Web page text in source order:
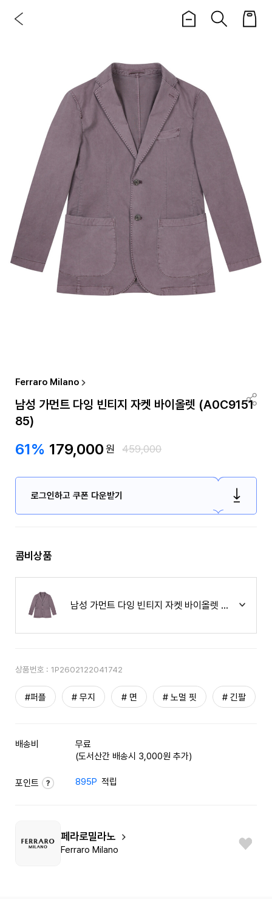
Ferraro Milano
남성 가먼트 다잉 빈티지 자켓 바이올렛 (A0C9151
85)
61% 179,000원 459,000
로그인하고 쿠폰 다운받기
콤비상품
남성 가먼트 다잉 빈티지 자켓 바이올렛
상품번호 : 1P2602122041742
#퍼플 # 무지 # 면 # 노멀 핏 # 긴팔
배송비
무료
(도서산간 배송시 3,000원 추가)
포인트 895P 적립
페라로밀라노
Ferraro Milano